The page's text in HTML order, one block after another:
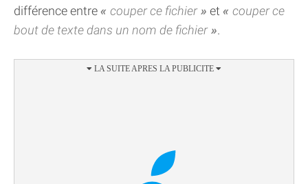
différence entre
couper ce fichier et
couper ce
bout de texte dans un nom de fichier
.